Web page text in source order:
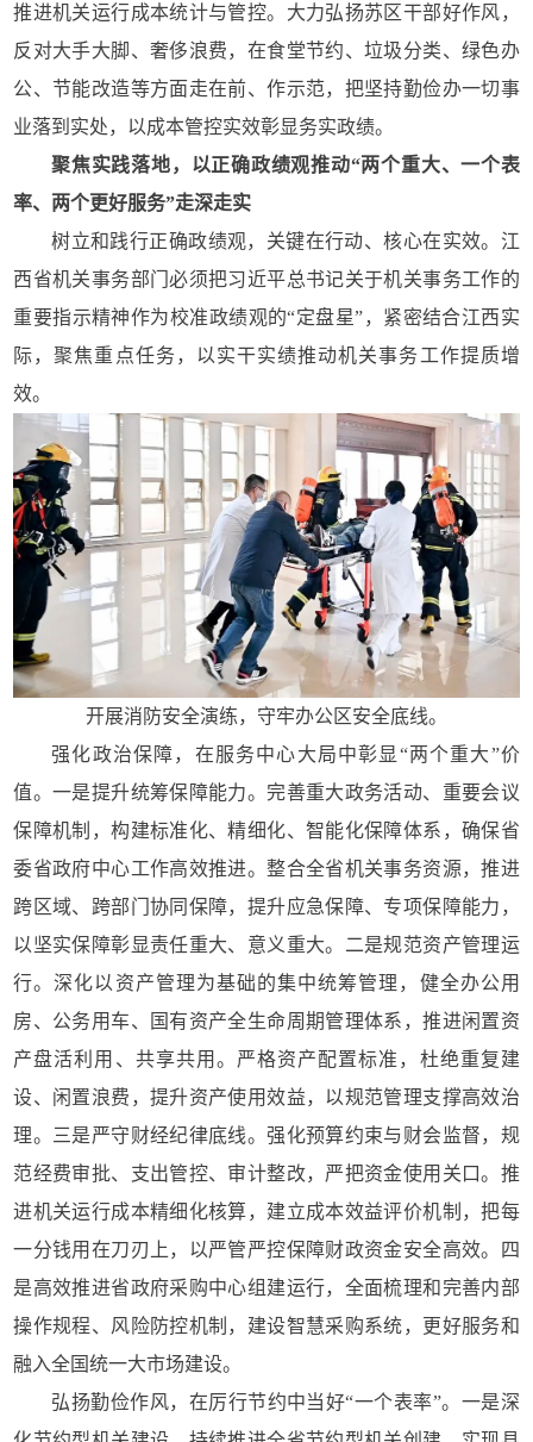
推进机关运行成本统计与管控。大力弘扬苏区干部好作风，
反对大手大脚、奢侈浪费，在食堂节约、垃圾分类、绿色办
公、节能改造等方面走在前、作示范，把坚持勤俭办一切事
业落到实处，以成本管控实效彰显务实政绩。
聚焦实践落地，以正确政绩观推动“两个重大、一个表
率、两个更好服务”走深走实
树立和践行正确政绩观，关键在行动、核心在实效。江
西省机关事务部门必须把习近平总书记关于机关事务工作的
重要指示精神作为校准政绩观的“定盘星”，紧密结合江西实
际，聚焦重点任务，以实干实绩推动机关事务工作提质增
效。
开展消防安全演练，守牢办公区安全底线。
强化政治保障，在服务中心大局中彰显“两个重大”价
值。一是提升统筹保障能力。完善重大政务活动、重要会议
保障机制，构建标准化、精细化、智能化保障体系，确保省
委省政府中心工作高效推进。整合全省机关事务资源，推进
跨区域、跨部门协同保障，提升应急保障、专项保障能力，
以坚实保障彰显责任重大、意义重大。二是规范资产管理运
行。深化以资产管理为基础的集中统筹管理，健全办公用
房、公务用车、国有资产全生命周期管理体系，推进闲置资
产盘活利用、共享共用。严格资产配置标准，杜绝重复建
设、闲置浪费，提升资产使用效益，以规范管理支撑高效治
理。三是严守财经纪律底线。强化预算约束与财会监督，规
范经费审批、支出管控、审计整改，严把资金使用关口。推
进机关运行成本精细化核算，建立成本效益评价机制，把每
一分钱用在刀刃上，以严管严控保障财政资金安全高效。四
是高效推进省政府采购中心组建运行，全面梳理和完善内部
操作规程、风险防控机制，建设智慧采购系统，更好服务和
融入全国统一大市场建设。
弘扬勤俭作风，在厉行节约中当好“一个表率”。一是深